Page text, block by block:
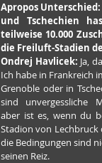
Apropos
und Tschechien
teilweise 10.000
die Freiluft-Stadien
Ondrej Havlicek: Ja,
Ich habe in Frankreich
Grenoble oder in
sind unvergessliche
aber ist es, wenn du
Stadion von
die Bedingungen sind
seinen Reiz.